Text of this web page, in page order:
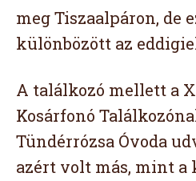
meg Tiszaalpáron, de
különbözött az
A találkozó mellett a
Kosárfonó
Tündérrózsa Óvoda
azért volt más, mint a